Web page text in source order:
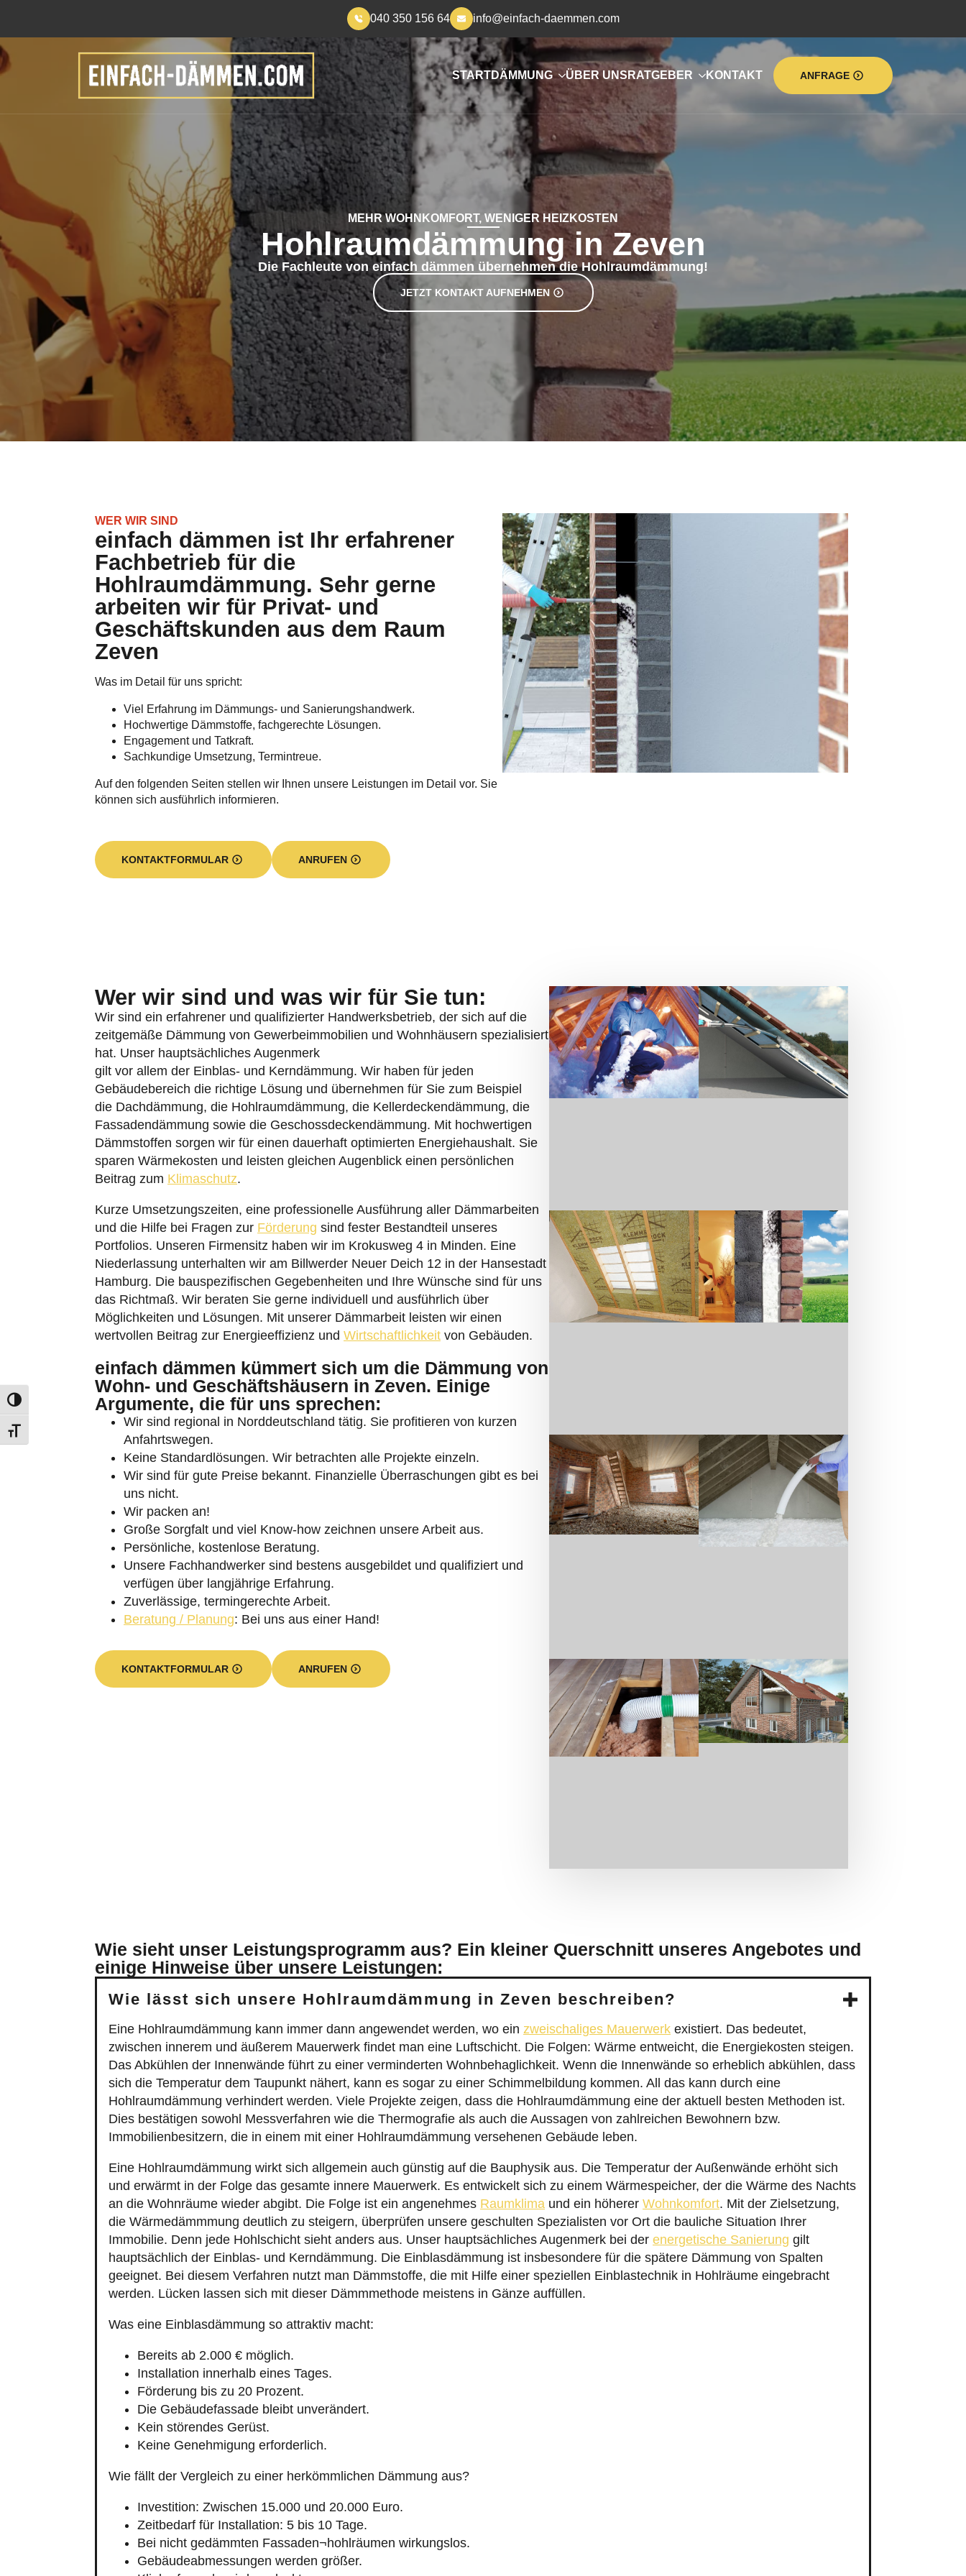
Umschalten auf hohe Kontraste
Schrift vergrößern
040 350 156 64 info@einfach-daemmen.com
STARTDÄMMUNG ÜBER UNSRATGEBER KONTAKT ANFRAGE
MEHR WOHNKOMFORT, WENIGER HEIZKOSTEN
Hohlraumdämmung in Zeven
Die Fachleute von einfach dämmen übernehmen die Hohlraumdämmung!
JETZT KONTAKT AUFNEHMEN
WER WIR SIND
einfach dämmen ist Ihr erfahrener
Fachbetrieb für die
Hohlraumdämmung. Sehr gerne
arbeiten wir für Privat- und
Geschäftskunden aus dem Raum
Zeven
Was im Detail für uns spricht:
Viel Erfahrung im Dämmungs- und Sanierungshandwerk.
Hochwertige Dämmstoffe, fachgerechte Lösungen.
Engagement und Tatkraft.
Sachkundige Umsetzung, Termintreue.
Auf den folgenden Seiten stellen wir Ihnen unsere Leistungen im Detail vor. Sie
können sich ausführlich informieren.
KONTAKTFORMULAR ANRUFEN
Wer wir sind und was wir für Sie tun:
Wir sind ein erfahrener und qualifizierter Handwerksbetrieb, der sich auf die
zeitgemäße Dämmung von Gewerbeimmobilien und Wohnhäusern spezialisiert
hat. Unser hauptsächliches Augenmerk
gilt vor allem der Einblas- und Kerndämmung. Wir haben für jeden
Gebäudebereich die richtige Lösung und übernehmen für Sie zum Beispiel
die Dachdämmung, die Hohlraumdämmung, die Kellerdeckendämmung, die
Fassadendämmung sowie die Geschossdeckendämmung. Mit hochwertigen
Dämmstoffen sorgen wir für einen dauerhaft optimierten Energiehaushalt. Sie
sparen Wärmekosten und leisten gleichen Augenblick einen persönlichen
Beitrag zum Klimaschutz.
Kurze Umsetzungszeiten, eine professionelle Ausführung aller Dämmarbeiten
und die Hilfe bei Fragen zur Förderung sind fester Bestandteil unseres
Portfolios. Unseren Firmensitz haben wir im Krokusweg 4 in Minden. Eine
Niederlassung unterhalten wir am Billwerder Neuer Deich 12 in der Hansestadt
Hamburg. Die bauspezifischen Gegebenheiten und Ihre Wünsche sind für uns
das Richtmaß. Wir beraten Sie gerne individuell und ausführlich über
Möglichkeiten und Lösungen. Mit unserer Dämmarbeit leisten wir einen
wertvollen Beitrag zur Energieeffizienz und Wirtschaftlichkeit von Gebäuden.
einfach dämmen kümmert sich um die Dämmung von
Wohn- und Geschäftshäusern in Zeven. Einige
Argumente, die für uns sprechen:
Wir sind regional in Norddeutschland tätig. Sie profitieren von kurzen
Anfahrtswegen.
Keine Standardlösungen. Wir betrachten alle Projekte einzeln.
Wir sind für gute Preise bekannt. Finanzielle Überraschungen gibt es bei
uns nicht.
Wir packen an!
Große Sorgfalt und viel Know-how zeichnen unsere Arbeit aus.
Persönliche, kostenlose Beratung.
Unsere Fachhandwerker sind bestens ausgebildet und qualifiziert und
verfügen über langjährige Erfahrung.
Zuverlässige, termingerechte Arbeit.
Beratung / Planung: Bei uns aus einer Hand!
KONTAKTFORMULAR ANRUFEN
Wie sieht unser Leistungsprogramm aus? Ein kleiner Querschnitt unseres Angebotes und
einige Hinweise über unsere Leistungen:
Wie lässt sich unsere Hohlraumdämmung in Zeven beschreiben?
Eine Hohlraumdämmung kann immer dann angewendet werden, wo ein zweischaliges Mauerwerk existiert. Das bedeutet,
zwischen innerem und äußerem Mauerwerk findet man eine Luftschicht. Die Folgen: Wärme entweicht, die Energiekosten steigen.
Das Abkühlen der Innenwände führt zu einer verminderten Wohnbehaglichkeit. Wenn die Innenwände so erheblich abkühlen, dass
sich die Temperatur dem Taupunkt nähert, kann es sogar zu einer Schimmelbildung kommen. All das kann durch eine
Hohlraumdämmung verhindert werden. Viele Projekte zeigen, dass die Hohlraumdämmung eine der aktuell besten Methoden ist.
Dies bestätigen sowohl Messverfahren wie die Thermografie als auch die Aussagen von zahlreichen Bewohnern bzw.
Immobilienbesitzern, die in einem mit einer Hohlraumdämmung versehenen Gebäude leben.
Eine Hohlraumdämmung wirkt sich allgemein auch günstig auf die Bauphysik aus. Die Temperatur der Außenwände erhöht sich
und erwärmt in der Folge das gesamte innere Mauerwerk. Es entwickelt sich zu einem Wärmespeicher, der die Wärme des Nachts
an die Wohnräume wieder abgibt. Die Folge ist ein angenehmes Raumklima und ein höherer Wohnkomfort. Mit der Zielsetzung,
die Wärmedämmmung deutlich zu steigern, überprüfen unsere geschulten Spezialisten vor Ort die bauliche Situation Ihrer
Immobilie. Denn jede Hohlschicht sieht anders aus. Unser hauptsächliches Augenmerk bei der energetische Sanierung gilt
hauptsächlich der Einblas- und Kerndämmung. Die Einblasdämmung ist insbesondere für die spätere Dämmung von Spalten
geeignet. Bei diesem Verfahren nutzt man Dämmstoffe, die mit Hilfe einer speziellen Einblastechnik in Hohlräume eingebracht
werden. Lücken lassen sich mit dieser Dämmmethode meistens in Gänze auffüllen.
Was eine Einblasdämmung so attraktiv macht:
Bereits ab 2.000 € möglich.
Installation innerhalb eines Tages.
Förderung bis zu 20 Prozent.
Die Gebäudefassade bleibt unverändert.
Kein störendes Gerüst.
Keine Genehmigung erforderlich.
Wie fällt der Vergleich zu einer herkömmlichen Dämmung aus?
Investition: Zwischen 15.000 und 20.000 Euro.
Zeitbedarf für Installation: 5 bis 10 Tage.
Bei nicht gedämmten Fassaden¬hohlräumen wirkungslos.
Gebäudeabmessungen werden größer.